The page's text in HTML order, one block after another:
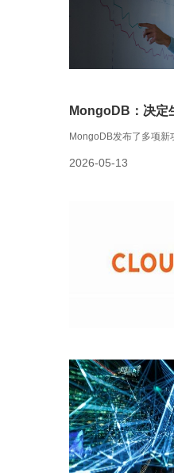
MongoDB：决定
MongoDB发布了多项新
2026-05-13